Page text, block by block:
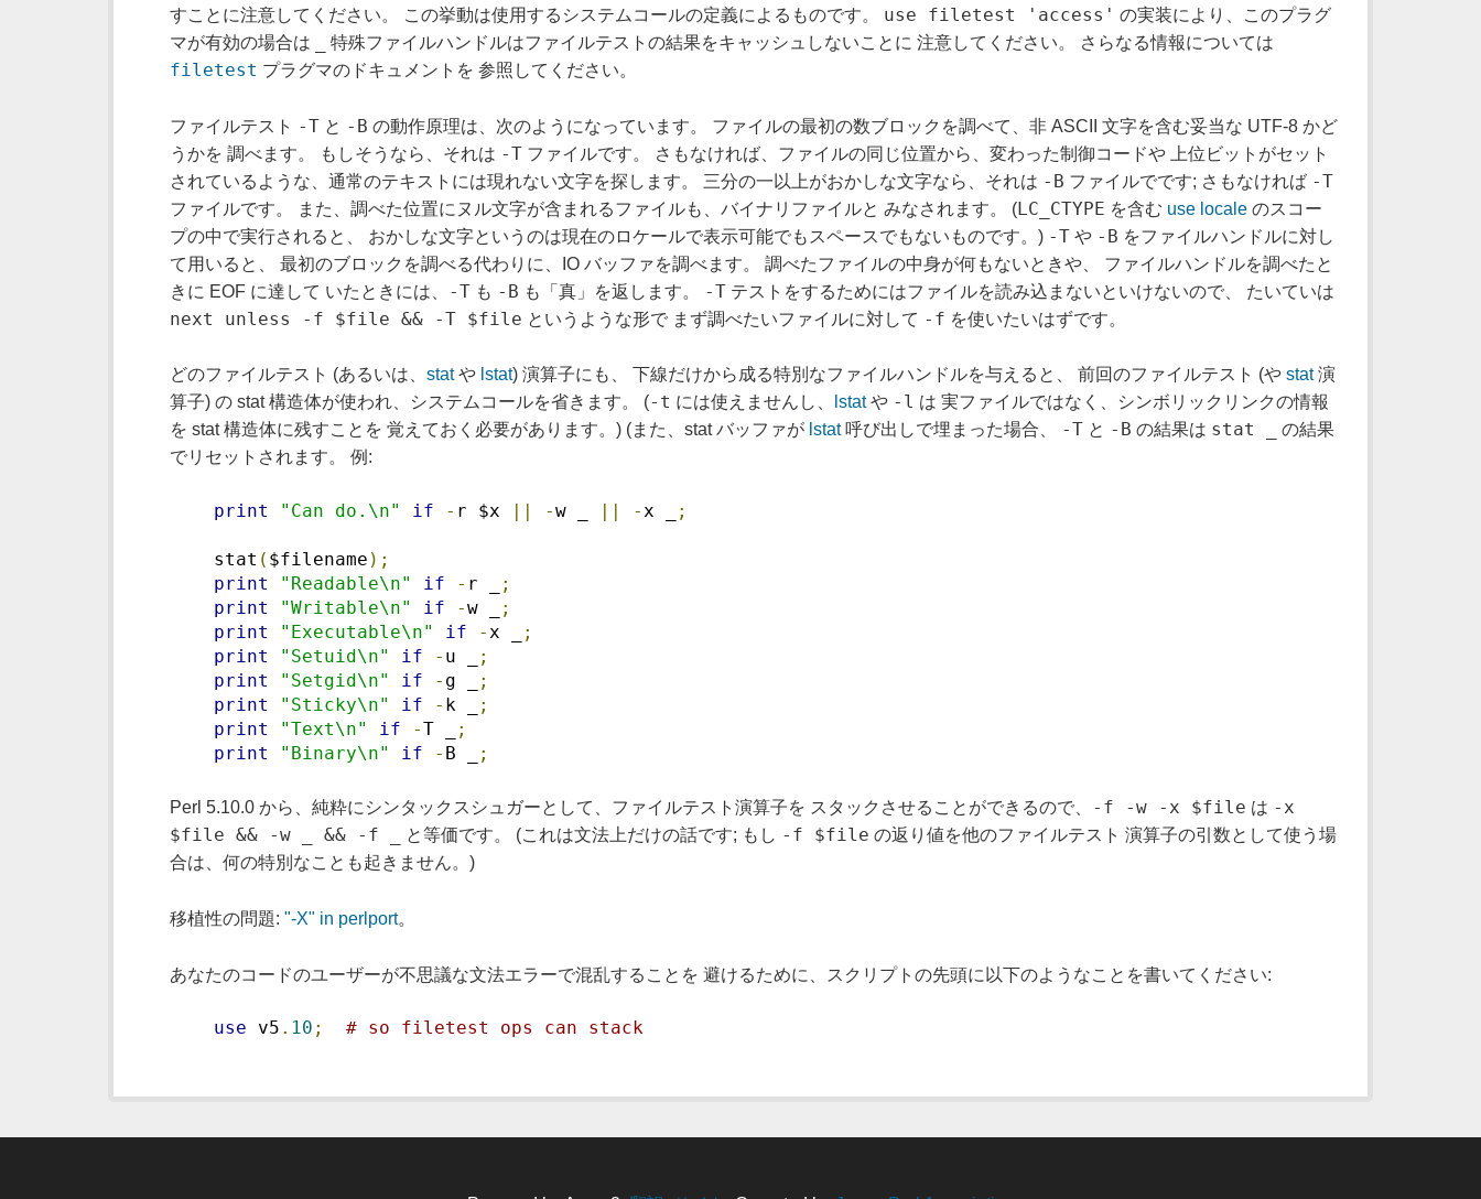
すことに注意してください。 この挙動は使用するシステムコールの定義によるものです。 use filetest 'access' の実装により、このプラグ
マが有効の場合は
特殊ファイルハンドルはファイルテストの結果をキャッシュしないことに 注意してください。 さらなる情報については
filetest プラグマのドキュメントを 参照してください。
ファイルテスト -T と -B の動作原理は、次のようになっています。 ファイルの最初の数ブロックを調べて、非 ASCII 文字を含む妥当な UTF-8 かど
うかを 調べます。 もしそうなら、それは -T ファイルです。 さもなければ、ファイルの同じ位置から、変わった制御コードや 上位ビットがセット
されているような、通常のテキストには現れない文字を探します。 三分の一以上がおかしな文字なら、それは -B ファイルでです; さもなければ -T
ファイルです。 また、調べた位置にヌル文字が含まれるファイルも、バイナリファイルと みなされます。 (LC_CTYPE を含む use locale のスコー
プの中で実行されると、 おかしな文字というのは現在のロケールで表示可能でもスペースでもないものです。) -T や -B をファイルハンドルに対し
て用いると、 最初のブロックを調べる代わりに、IO バッファを調べます。 調べたファイルの中身が何もないときや、 ファイルハンドルを調べたと
きに EOF に達して いたときには、
-T も -B も「真」を返します。 -T テストをするためにはファイルを読み込まないといけないので、 たいていは
next unless -f $file && -T $file というような形で まず調べたいファイルに対して -f を使いたいはずです。
どのファイルテスト (あるいは、statや lstat) 演算子にも、 下線だけから成る特別なファイルハンドルを与えると、 前回のファイルテスト (やstat演
算子) の stat 構造体が使われ、システムコールを省きます。 (-t には使えませんし、 lstatや -l は 実ファイルではなく、シンボリックリンクの情報
を stat 構造体に残すことを 覚えておく必要があります。) (また、stat バッファが lstat呼び出しで埋まった場合、 -T と -B の結果は stat _
の結果
でリセットされます。 例:
print "Can do.\n" if - r $x || -w _ || -x _ ;
stat ( $filename );
print
"Readable\n" if - r _
;
print
"Writable\n" if -w _
;
print
"Executable\n" if -x _
;
print
"Setuid\n" if - u _
;
print
"Setgid\n" if - g _
;
print
"Sticky\n" if - k _
;
print
"Text\n" if -T _
;
print
"Binary\n" if - B _ ;
Perl 5.10.0 から、純粋にシンタックスシュガーとして、ファイルテスト演算子を スタックさせることができるので、 -f -w -x $file は -x
$file && -w _ && -f _
と等価です。 (これは文法上だけの話です; もし -f $file の返り値を他のファイルテスト 演算子の引数として使う場
合は、何の特別なことも起きません。)
移植性の問題:"-X" in perlport。
あなたのコードのユーザーが不思議な文法エラーで混乱することを 避けるために、スクリプトの先頭に以下のようなことを書いてください:
use v5 . 10 ; # so filetest ops can stack